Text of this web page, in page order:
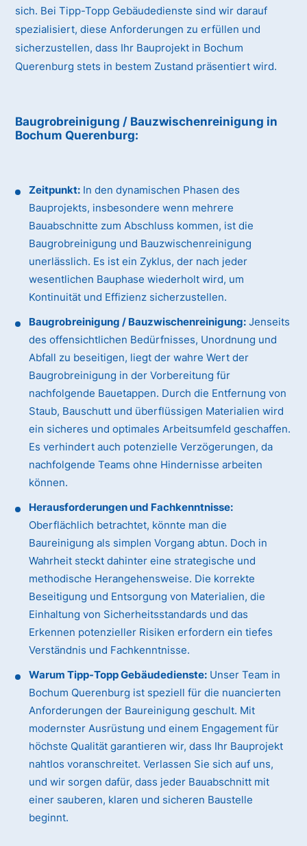
sich. Bei Tipp-Topp Gebäudedienste sind wir darauf
spezialisiert, diese Anforderungen zu erfüllen und
sicherzustellen, dass Ihr Bauprojekt in Bochum
Querenburg stets in bestem Zustand präsentiert wird.
Baugrobreinigung / Bauzwischenreinigung in
Bochum Querenburg:
Zeitpunkt: In den dynamischen Phasen des
Bauprojekts, insbesondere wenn mehrere
Bauabschnitte zum Abschluss kommen, ist die
Baugrobreinigung und Bauzwischenreinigung
unerlässlich. Es ist ein Zyklus, der nach jeder
wesentlichen Bauphase wiederholt wird, um
Kontinuität und Effizienz sicherzustellen.
Baugrobreinigung / Bauzwischenreinigung: Jenseits
des offensichtlichen Bedürfnisses, Unordnung und
Abfall zu beseitigen, liegt der wahre Wert der
Baugrobreinigung in der Vorbereitung für
nachfolgende Bauetappen. Durch die Entfernung von
Staub, Bauschutt und überflüssigen Materialien wird
ein sicheres und optimales Arbeitsumfeld geschaffen.
Es verhindert auch potenzielle Verzögerungen, da
nachfolgende Teams ohne Hindernisse arbeiten
können.
Herausforderungen und Fachkenntnisse:
Oberflächlich betrachtet, könnte man die
Baureinigung als simplen Vorgang abtun. Doch in
Wahrheit steckt dahinter eine strategische und
methodische Herangehensweise. Die korrekte
Beseitigung und Entsorgung von Materialien, die
Einhaltung von Sicherheitsstandards und das
Erkennen potenzieller Risiken erfordern ein tiefes
Verständnis und Fachkenntnisse.
Warum Tipp-Topp Gebäudedienste: Unser Team in
Bochum Querenburg ist speziell für die nuancierten
Anforderungen der Baureinigung geschult. Mit
modernster Ausrüstung und einem Engagement für
höchste Qualität garantieren wir, dass Ihr Bauprojekt
nahtlos voranschreitet. Verlassen Sie sich auf uns,
und wir sorgen dafür, dass jeder Bauabschnitt mit
einer sauberen, klaren und sicheren Baustelle
beginnt.